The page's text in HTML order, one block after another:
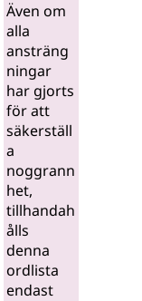
Även om
alla
ansträng
ningar
har gjorts
för att
säkerställ
a
noggrann
het,
tillhandah
ålls
denna
ordlista
endast